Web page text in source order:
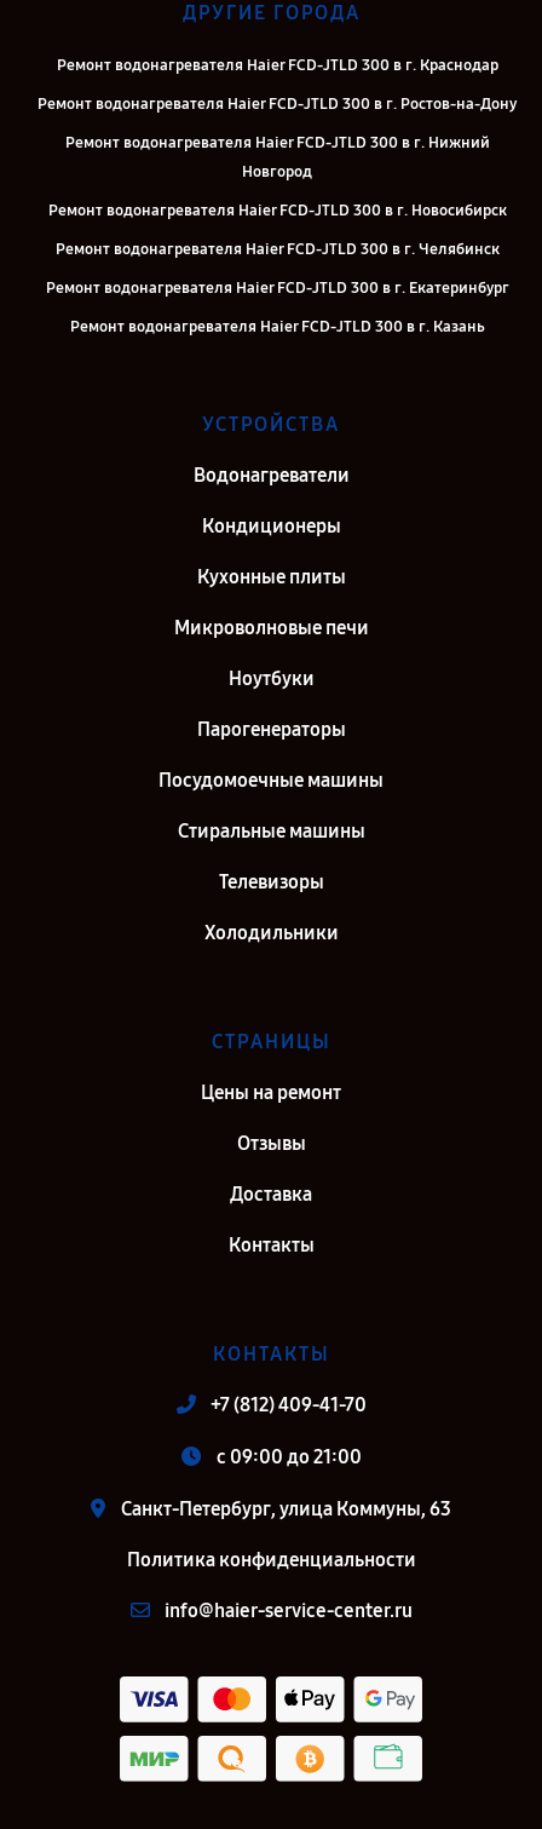
ДРУГИЕ ГОРОДА
Ремонт водонагревателя Haier FCD-JTLD 300 в г. Краснодар
Ремонт водонагревателя Haier FCD-JTLD 300 в г. Ростов-на-Дону
Ремонт водонагревателя Haier FCD-JTLD 300 в г. Нижний
Новгород
Ремонт водонагревателя Haier FCD-JTLD 300 в г. Новосибирск
Ремонт водонагревателя Haier FCD-JTLD 300 в г. Челябинск
Ремонт водонагревателя Haier FCD-JTLD 300 в г. Екатеринбург
Ремонт водонагревателя Haier FCD-JTLD 300 в г. Казань
Ремонт водонагревателя Haier FCD-JTLD 300 в г. Киров
УСТРОЙСТВА
Водонагреватели
Кондиционеры
Кухонные плиты
Микроволновые печи
Ноутбуки
Парогенераторы
Посудомоечные машины
Стиральные машины
Телевизоры
Холодильники
СТРАНИЦЫ
Цены на ремонт
Отзывы
Доставка
Контакты
КОНТАКТЫ
+7 (812) 409-41-70
c 09:00 до 21:00
Санкт-Петербург, улица Коммуны, 63
Политика конфиденциальности
info@haier-service-center.ru